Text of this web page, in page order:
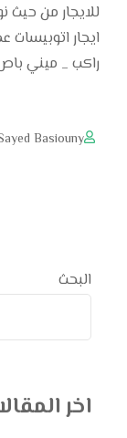
للايجار من حيث
راكب _ ميني باص 28 راكب _كوستر 21/24
Basiouny
البحث
اخر